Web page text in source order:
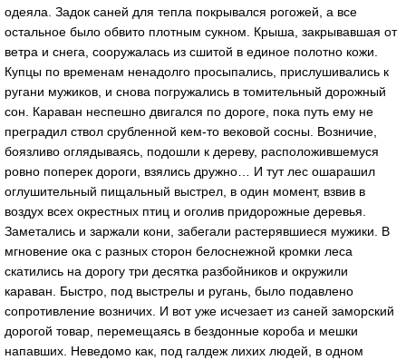
одеяла. Задок саней для тепла покрывался рогожей, а все
остальное было обвито плотным сукном. Крыша, закрывавшая от
ветра и снега, сооружалась из сшитой в единое полотно кожи.
Купцы по временам ненадолго просыпались, прислушивались к
ругани мужиков, и снова погружались в томительный дорожный
сон. Караван неспешно двигался по дороге, пока путь ему не
преградил ствол срубленной кем-то вековой сосны. Возничие,
боязливо оглядываясь, подошли к дереву, расположившемуся
ровно поперек дороги, взялись дружно… И тут лес ошарашил
оглушительный пищальный выстрел, в один момент, взвив в
воздух всех окрестных птиц и оголив придорожные деревья.
Заметались и заржали кони, забегали растерявшиеся мужики. В
мгновение ока с разных сторон белоснежной кромки леса
скатились на дорогу три десятка разбойников и окружили
караван. Быстро, под выстрелы и ругань, было подавлено
сопротивление возничих. И вот уже исчезает из саней заморский
дорогой товар, перемещаясь в бездонные короба и мешки
напавших. Неведомо как, под галдеж лихих людей, в одном